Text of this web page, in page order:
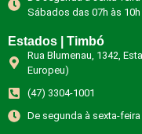
Sábados das 07h às 10h
Estados | Timbó
Rua Blumenau, 1342,
Europeu)
(47) 3304-1001
De segunda à sexta-